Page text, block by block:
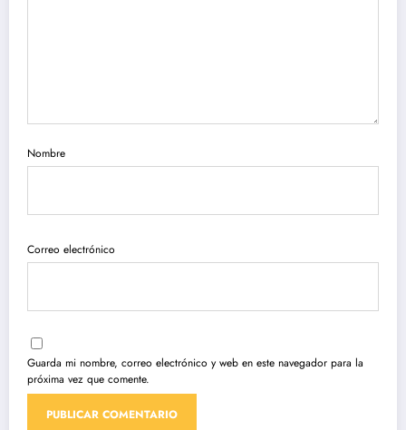
Nombre
Correo electrónico
Guarda mi nombre, correo electrónico y web en este navegador para la
próxima vez que comente.